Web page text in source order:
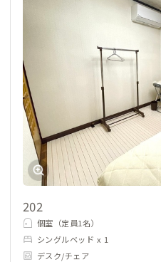
202
個室（定員1名）
シングルベッド x 1
デスク/チェア